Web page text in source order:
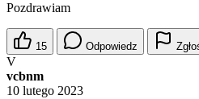
Pozdrawiam
15 Odpowiedz
V
vcbnm
10 lutego 2023